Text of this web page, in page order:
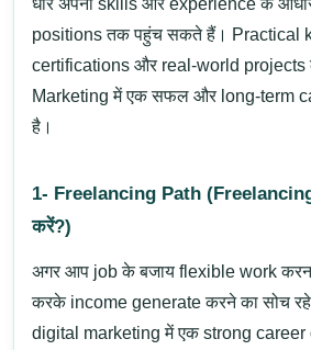
positions तक पहुंच सकते हैं। Practical
certifications और real-world projects
Marketing में एक सफल और long-term
है।
1- Freelancing Path
करें?)
अगर आप job के बजाय flexible work
करके income generate करने का सोच रहे
digital marketing में एक strong career